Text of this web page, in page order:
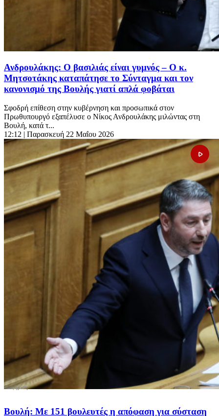
Ανδρουλάκης: Ο βασιλιάς είναι γυμνός – Ο κ.
Μητσοτάκης καταπάτησε το Σύνταγμα και τον
κανονισμό της Βουλής γιατί απλά φοβάται
Σφοδρή επίθεση στην κυβέρνηση και προσωπικά στον
Πρωθυπουργό εξαπέλυσε ο Νίκος Ανδρουλάκης μιλώντας στη
Βουλή, κατά τ...
12:12 | Παρασκευή 22 Μαΐου 2026
Βουλή: Με 151 βουλευτές η απόφαση για σύσταση